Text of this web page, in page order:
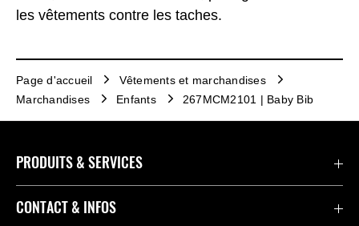
les vêtements contre les taches.
Page d'accueil
Vêtements et marchandises
Marchandises
Enfants 267MCM2101 | Baby Bib
PRODUITS & SERVICES
Accessoires & Pièces
CONTACT & INFOS